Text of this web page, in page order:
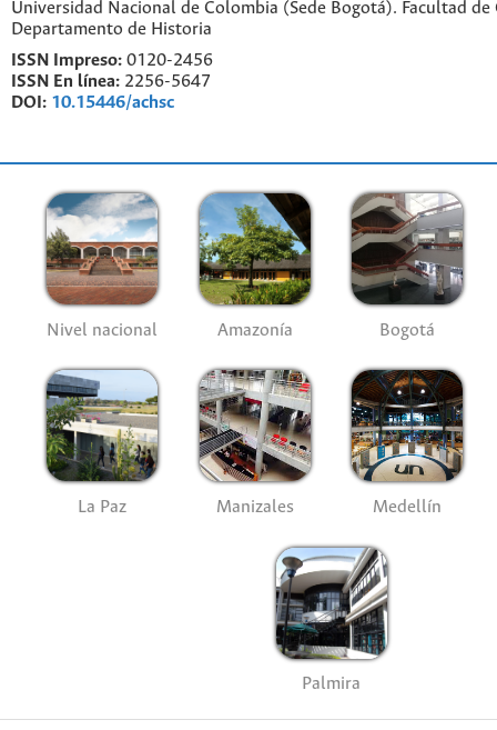
Universidad Nacional de Colombia (Sede Bogotá). Facultad de
Departamento de Historia
ISSN Impreso: 0120-2456
ISSN En línea: 2256-5647
DOI: 10.15446/achsc
Nivel nacional Amazonía Bogotá
La Paz Manizales Medellín
Palmira